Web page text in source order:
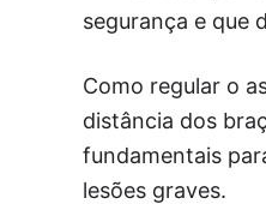
segurança e que
Como regular o
distância dos
fundamentais
lesões graves.